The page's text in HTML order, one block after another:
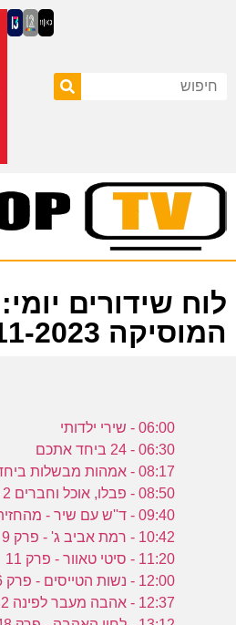
לוח שידורים
המוסיקה 15-11-2023
06:00 - שירי ילדותי
06:30 - 24 ביחד אתכם
08:17 - אמהות מבשלות ביחד 3 - פרק 8
08:50 - פבלו, אוכל וחברים 2 - מירי מסיקה
09:40 - ד''ש עם שיר - מהחזית
10:42 - רמת אביב ג' - פרק 9
11:20 - סיטי טאוור - פרק 11
12:00 - נשות הטייסים - פרק 46
12:37 - אהבה מעבר לפינה 2 - פרק 34